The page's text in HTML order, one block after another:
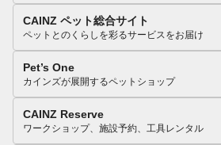
CAINZ ペット総合サイト
ペットとのくらしを彩るサービスをお届け
Pet’s One
カインズが展開するペットショップ
CAINZ Reserve
ワークショップ、施設予約、工具レンタル